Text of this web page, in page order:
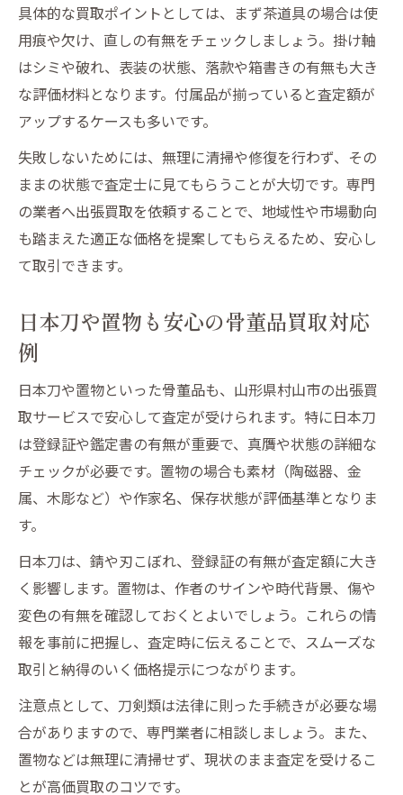
日本刀や置物の出張査定で確認すべき点
古銭など骨董品買取 注意点を押さえる
骨董品買取持ち込みと出張の違いを解説
具体的な買取ポイントとしては、まず茶道具の場合は使
用痕や欠け、直しの有無をチェックしましょう。掛け軸
はシミや破れ、表装の状態、落款や箱書きの有無も大き
な評価材料となります。付属品が揃っていると査定額が
アップするケースも多いです。
失敗しないためには、無理に清掃や修復を行わず、その
ままの状態で査定士に見てもらうことが大切です。専門
の業者へ出張買取を依頼することで、地域性や市場動向
も踏まえた適正な価格を提案してもらえるため、安心し
て取引できます。
日本刀や置物も安心の骨董品買取対応
例
日本刀や置物といった骨董品も、山形県村山市の出張買
取サービスで安心して査定が受けられます。特に日本刀
は登録証や鑑定書の有無が重要で、真贋や状態の詳細な
チェックが必要です。置物の場合も素材（陶磁器、金
属、木彫など）や作家名、保存状態が評価基準となりま
す。
日本刀は、錆や刃こぼれ、登録証の有無が査定額に大き
く影響します。置物は、作者のサインや時代背景、傷や
変色の有無を確認しておくとよいでしょう。これらの情
報を事前に把握し、査定時に伝えることで、スムーズな
取引と納得のいく価格提示につながります。
注意点として、刀剣類は法律に則った手続きが必要な場
合がありますので、専門業者に相談しましょう。また、
置物などは無理に清掃せず、現状のまま査定を受けるこ
とが高価買取のコツです。